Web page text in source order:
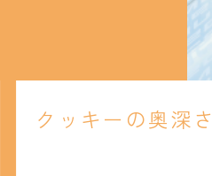
クッキーの奥深